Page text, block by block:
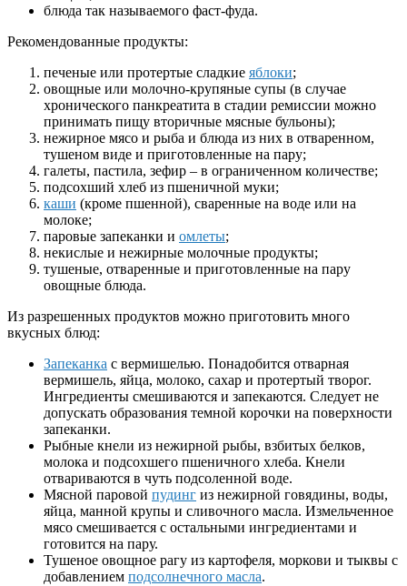
блюда так называемого фаст-фуда.
Рекомендованные продукты:
печеные или протертые сладкие яблоки;
овощные или молочно-крупяные супы (в случае
хронического панкреатита в стадии ремиссии можно
принимать пищу вторичные мясные бульоны);
нежирное мясо и рыба и блюда из них в отваренном,
тушеном виде и приготовленные на пару;
галеты, пастила, зефир – в ограниченном количестве;
подсохший хлеб из пшеничной муки;
каши (кроме пшенной), сваренные на воде или на
молоке;
паровые запеканки и омлеты;
некислые и нежирные молочные продукты;
тушеные, отваренные и приготовленные на пару
овощные блюда.
Из разрешенных продуктов можно приготовить много
вкусных блюд:
Запеканка с вермишелью. Понадобится отварная
вермишель, яйца, молоко, сахар и протертый творог.
Ингредиенты смешиваются и запекаются. Следует не
допускать образования темной корочки на поверхности
запеканки.
Рыбные кнели из нежирной рыбы, взбитых белков,
молока и подсохшего пшеничного хлеба. Кнели
отвариваются в чуть подсоленной воде.
Мясной паровой пудинг из нежирной говядины, воды,
яйца, манной крупы и сливочного масла. Измельченное
мясо смешивается с остальными ингредиентами и
готовится на пару.
Тушеное овощное рагу из картофеля, моркови и тыквы с
добавлением подсолнечного масла.